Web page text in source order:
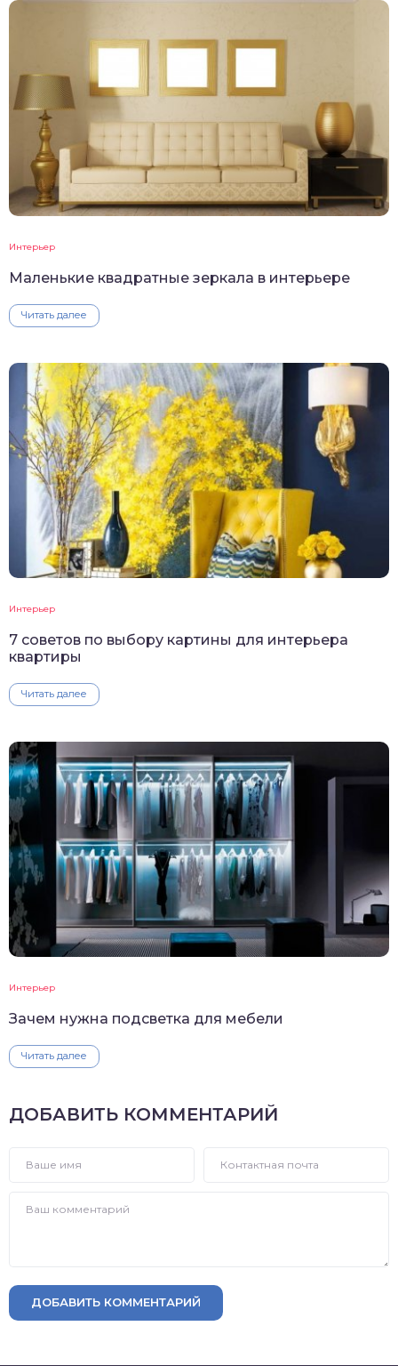
Интерьер
Маленькие квадратные зеркала в интерьере
Читать далее
Интерьер
7 советов по выбору картины для интерьера
квартиры
Читать далее
Интерьер
Зачем нужна подсветка для мебели
Читать далее
ДОБАВИТЬ КОММЕНТАРИЙ
ДОБАВИТЬ КОММЕНТАРИЙ